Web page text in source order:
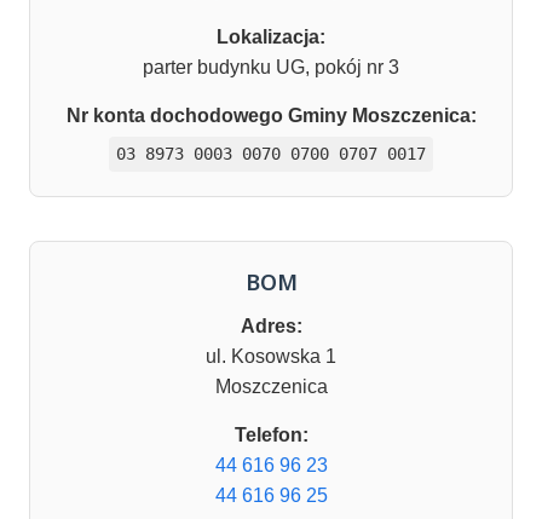
Lokalizacja:
parter budynku UG, pokój nr 3
Nr konta dochodowego Gminy Moszczenica:
03 8973 0003 0070 0700 0707 0017
BOM
Adres:
ul. Kosowska 1
Moszczenica
Telefon:
44 616 96 23
44 616 96 25